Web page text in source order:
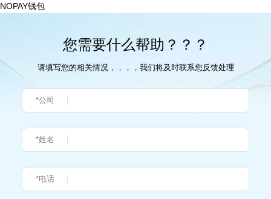
NOPAY钱包
您需要什么帮助？？？
请填写您的相关情况，，，，我们将及时联系您反馈处理
*公司
*姓名
*电话